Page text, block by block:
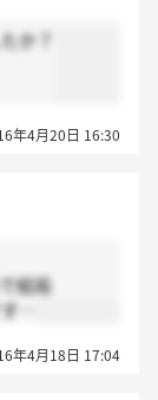
か？
年4月20日 16:30
結局
…
年4月18日 17:04